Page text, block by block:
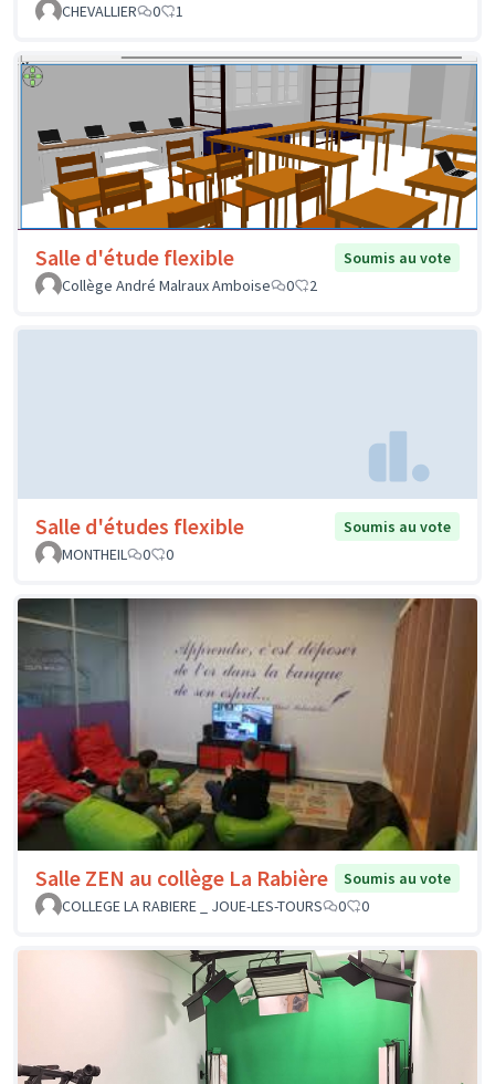
CHEVALLIER
0 1
Salle d'étude flexible
Soumis au vote
Collège André Malraux Amboise
0 2
Salle d'études flexible
Soumis au vote
MONTHEIL
0 0
Salle ZEN au collège La Rabière
Soumis au vote
COLLEGE LA RABIERE _ JOUE-LES-TOURS
0 0